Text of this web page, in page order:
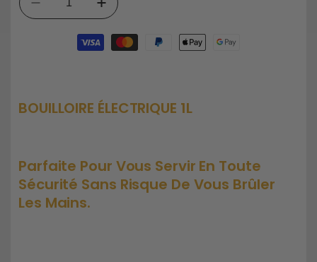
Réduire
la
quantité
Augmenter
la
quantité
de
1l
BOUILLOIRE ÉLECTRIQUE 1L
Parfaite Pour Vous Servir En Toute
Sécurité Sans Risque De Vous Brûler
Les Mains.